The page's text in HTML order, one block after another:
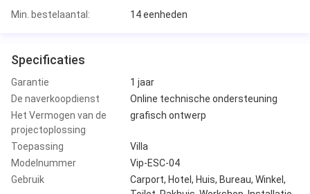
Min. bestelaantal: 14 eenheden
Specificaties
Garantie
1 jaar
De naverkoopdienst
Online technische ondersteuning
Het Vermogen van de
projectoplossing
grafisch ontwerp
Toepassing
Villa
Modelnummer
Vip-ESC-04
Gebruik
Carport, Hotel, Huis, Bureau, Winkel,